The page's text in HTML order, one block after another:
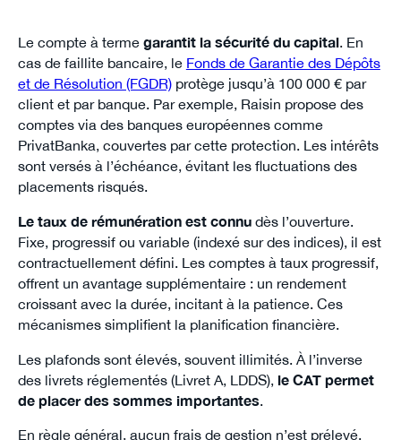
Le compte à terme garantit la sécurité du capital. En
cas de faillite bancaire, le Fonds de Garantie des Dépôts
et de Résolution (FGDR)protège jusqu’à 100 000 € par
client et par banque. Par exemple, Raisin propose des
comptes via des banques européennes comme
PrivatBanka, couvertes par cette protection. Les intérêts
sont versés à l’échéance, évitant les fluctuations des
placements risqués.
Le taux de rémunération est connudès l’ouverture.
Fixe, progressif ou variable (indexé sur des indices), il est
contractuellement défini. Les comptes à taux progressif,
offrent un avantage supplémentaire : un rendement
croissant avec la durée, incitant à la patience. Ces
mécanismes simplifient la planification financière.
Les plafonds sont élevés, souvent illimités. À l’inverse
des livrets réglementés (Livret A, LDDS), le CAT permet
de placer des sommes importantes
En règle général, aucun frais de gestion n’est prélevé.